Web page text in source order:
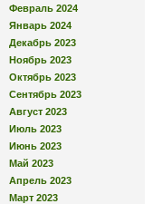
Февраль 2024
Январь 2024
Декабрь 2023
Ноябрь 2023
Октябрь 2023
Сентябрь 2023
Август 2023
Июль 2023
Июнь 2023
Май 2023
Апрель 2023
Март 2023